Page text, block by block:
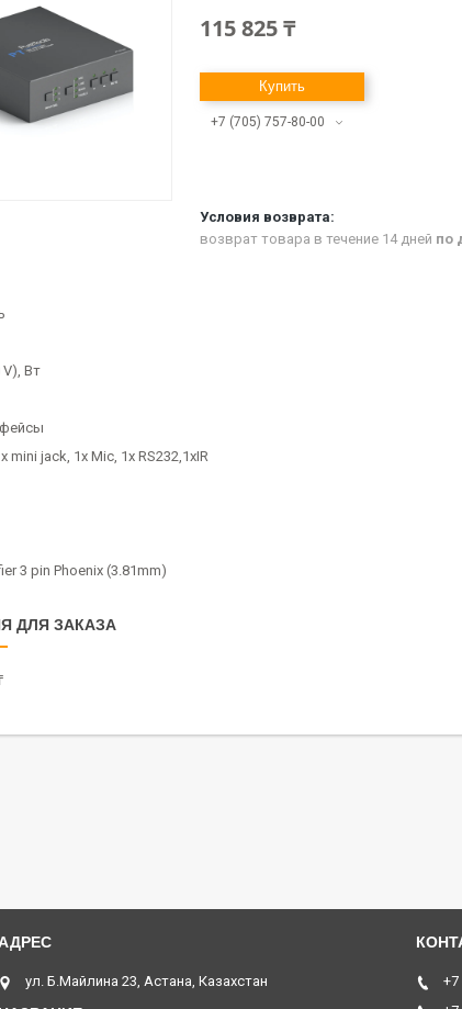
115 825 ₸
Купить
+7 (705) 757-80-00
возврат товара в течение 14 дней по
Вт
mini jack, 1x Mic, 1x RS232,1xIR
3 pin Phoenix (3.81mm)
ДЛЯ ЗАКАЗА
ул. Б.Майлина 23, Астана, Казахстан
+7